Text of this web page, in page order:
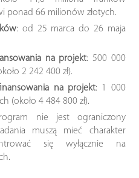
ponad 66 milionów złotych.
: od 25 marca do 26 maja
na projekt: 500 000
2 242 400 zł).
na projekt: 1 000
(około 4 484 800 zł).
nie jest ograniczony
muszą mieć charakter
się wyłącznie na